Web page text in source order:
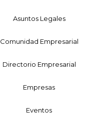
Asuntos Legales
Comunidad Empresarial
Directorio Empresarial
Empresas
Eventos